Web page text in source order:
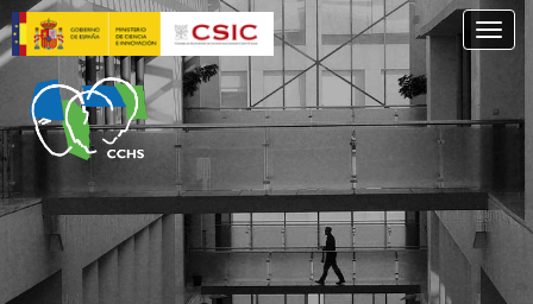
Pasar
al
contenido
principal